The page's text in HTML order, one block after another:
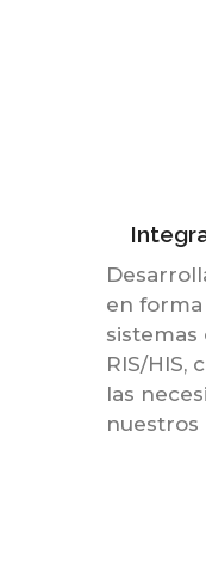
en
RIS/HIS,
las
nuestros